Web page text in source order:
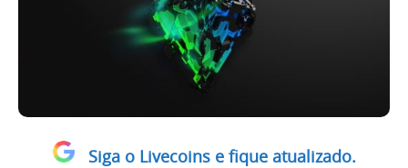
Siga o Livecoins e fique atualizado.